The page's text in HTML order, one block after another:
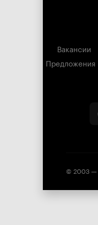
Вакансии
Предложения
© 2003 —